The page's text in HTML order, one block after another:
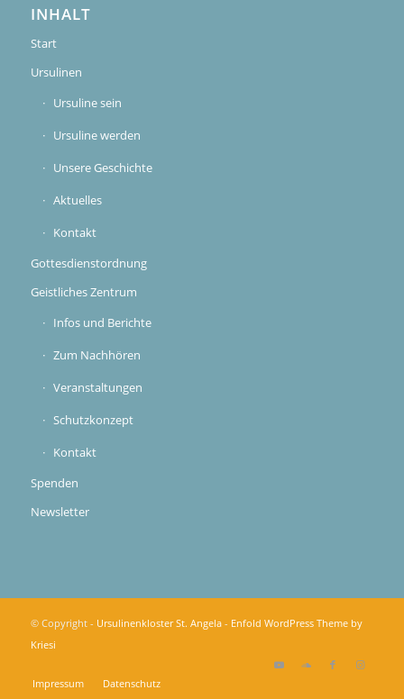
INHALT
Start
Ursulinen
Ursuline sein
Ursuline werden
Unsere Geschichte
Aktuelles
Kontakt
Gottesdienstordnung
Geistliches Zentrum
Infos und Berichte
Zum Nachhören
Veranstaltungen
Schutzkonzept
Kontakt
Spenden
Newsletter
© Copyright - Ursulinenkloster St. Angela- Enfold WordPress Theme by
Kriesi
Impressum Datenschutz